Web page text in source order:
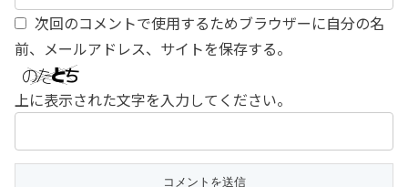
次回のコメントで使用するためブラウザーに自分の名
前、メールアドレス、サイトを保存する。
上に表示された文字を入力してください。